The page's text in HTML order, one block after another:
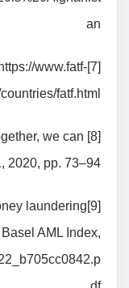
an
www.fatf-
fatf.html
we can
2020, pp. 73–94.
laundering
AML Index,